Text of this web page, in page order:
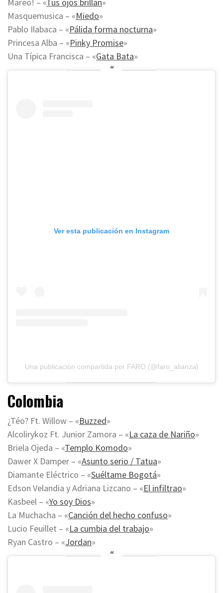
Mareo! – «Tus ojos brillan»
Masquemusica – «Miedo»
Pablo Ilabaca – «Pálida forma nocturna»
Princesa Alba – «Pinky Promise»
Una Típica Francisca – «Gata Bata»
Ver esta publicación en Instagram
Una publicación compartida por FARO (@faro_alianza)
Colombia
¿Téo? Ft. Willow – «Buzzed»
Alcolirykoz Ft. Junior Zamora – «La caza de Nariño»
Briela Ojeda – «Templo Komodo»
Dawer X Damper – «Asunto serio / Tatua»
Diamante Eléctrico – «Suéltame Bogotá»
Edson Velandia y Adriana Lizcano – «El infiltrao»
Kasbeel – «Yo soy Dios»
La Muchacha – «Canción del hecho confuso»
Lucio Feuillet – «La cumbia del trabajo»
Ryan Castro – «Jordan»